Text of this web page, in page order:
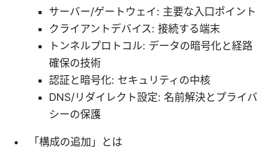
サーバー/ゲートウェイ: 主要な入口ポイント
クライアントデバイス: 接続する端末
トンネルプロトコル: データの暗号化と経路
確保の技術
認証と暗号化: セキュリティの中核
DNS/リダイレクト設定: 名前解決とプライバ
シーの保護
「構成の追加」とは